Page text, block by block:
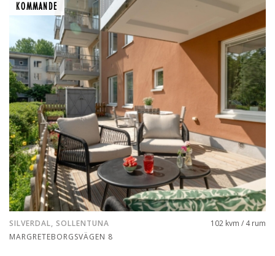
KOMMANDE
KOMMANDE
SILVERDAL, SOLLENTUNA
MARGRETEBORGSVÄGEN 8
102 kvm / 4 rum